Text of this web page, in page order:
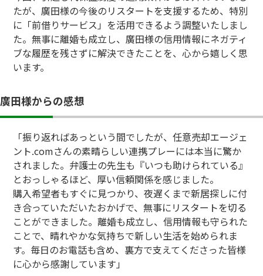
たが、廣田様の今後のリスタートを支援するため、特別
に「前借りサービス」を活用できるよう調整いたしまし
た。無事に離婚も成立し、廣田様の信用情報にネガティ
ブな履歴を残さずに解決できたことを、心から嬉しく思
います。
廣田様からの感想
「振り返ればあっという間でしたが、任意売却エージェ
ント.comさんの素晴らしい連携プレーには本当に驚か
されました。弁護士の先生も『いつも助けられている』
とおっしゃるほど、厚い信頼関係を感じました。
購入希望者もすぐに見つかり、夜遅くまで新居探しに付
き合っていただいたおかげで、無事にリスタートを切る
ことができました。離婚も成立し、信用情報も守られた
ことで、晴れやかな気持ちで新しい生活を始められま
す。毎日のお電話も含め、裏方で支えてくださった皆様
に心から感謝しています」